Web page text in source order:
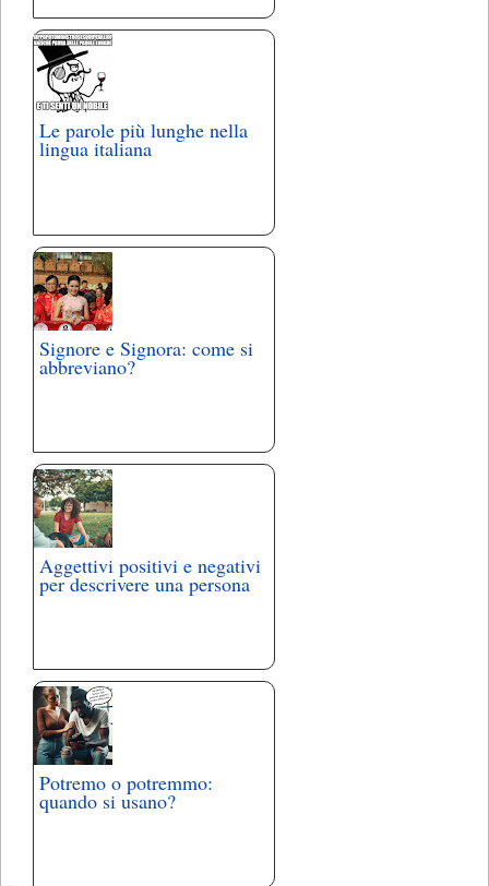
Le parole più lunghe nella
lingua italiana
Signore e Signora: come si
abbreviano?
Aggettivi positivi e negativi
per descrivere una persona
Potremo o potremmo:
quando si usano?